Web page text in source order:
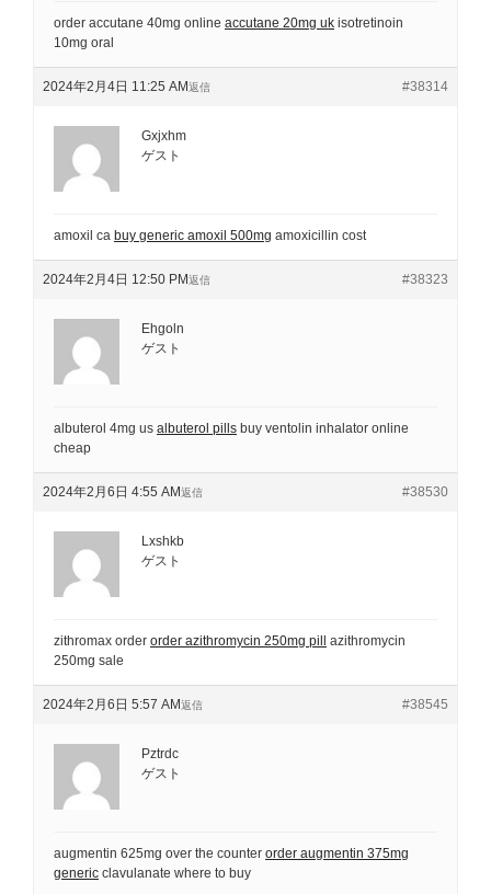
order accutane 40mg online accutane 20mg uk isotretinoin
10mg oral
2024年2月4日 11:25 AM #38314
返信
Gxjxhm
ゲスト
amoxil ca buy generic amoxil 500mg amoxicillin cost
2024年2月4日 12:50 PM #38323
返信
Ehgoln
ゲスト
albuterol 4mg us albuterol pills buy ventolin inhalator online
cheap
2024年2月6日 4:55 AM #38530
返信
Lxshkb
ゲスト
zithromax order order azithromycin 250mg pill azithromycin
250mg sale
2024年2月6日 5:57 AM #38545
返信
Pztrdc
ゲスト
augmentin 625mg over the counter order augmentin 375mg
generic clavulanate where to buy